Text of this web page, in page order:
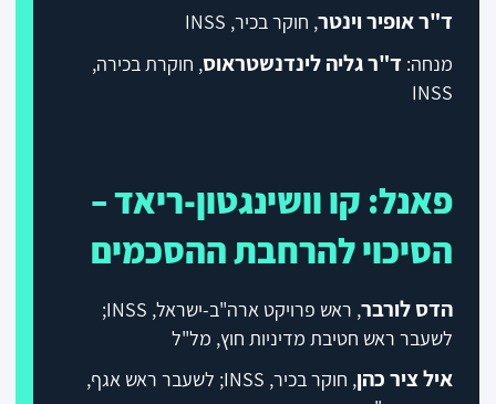
ד"ר אופיר וינטר, חוקר בכיר, INSS
מנחה: ד"ר גליה לינדנשטראוס, חוקרת בכירה,
INSS
פאנל: קו וושינגטון-ריאד –
הסיכוי להרחבת ההסכמים
הדס לורבר
, ראש פרויקט ארה"ב-ישראל, INSS;
לשעבר ראש חטיבת מדיניות חוץ, מל"ל
איל ציר כהן
, חוקר בכיר, INSS; לשעבר ראש אגף,